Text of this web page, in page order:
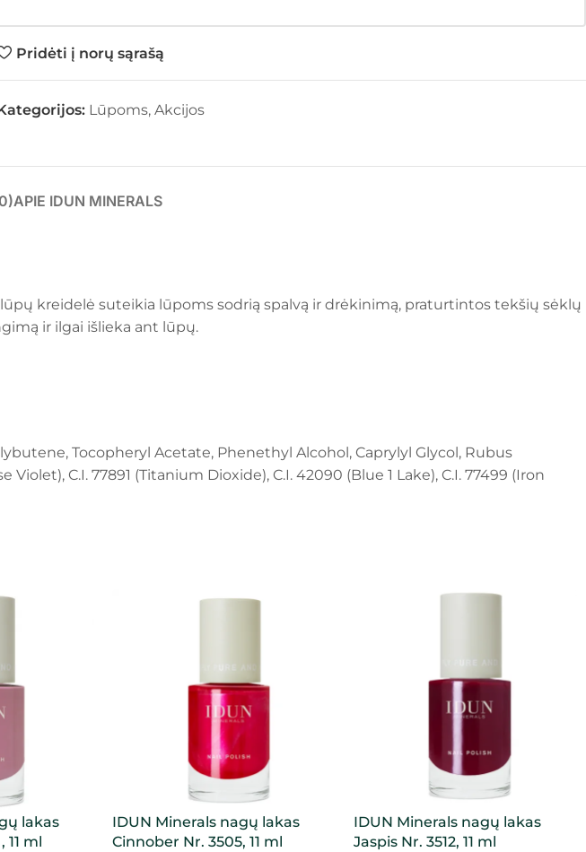
Pridėti į norų sąrašą
Lūpoms, Akcijos
APIE IDUN MINERALS
kreidelė suteikia lūpoms sodrią spalvą ir drėkinimą, praturtintos tekšių sėklų
ir ilgai išlieka ant lūpų.
Tocopheryl Acetate, Phenethyl Alcohol, Caprylyl Glycol, Rubus
C.I. 77891 (Titanium Dioxide), C.I. 42090 (Blue 1 Lake), C.I. 77499 (Iron
lakas
11 ml
IDUN Minerals nagų lakas
Cinnober Nr. 3505, 11 ml
IDUN Minerals nagų lakas
Jaspis Nr. 3512, 11 ml